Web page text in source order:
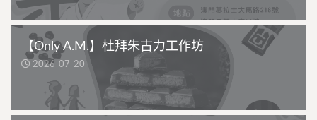
【Only A.M.】杜拜朱古力工作坊
2026-07-20